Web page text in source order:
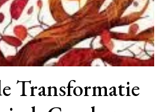
Transformatie